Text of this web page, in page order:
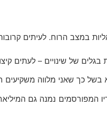
במצב הרוח. לעיתים
בגלים של שינויים – לעתים
בשל כך שאני מלווה
המפורסמים נמנה גם